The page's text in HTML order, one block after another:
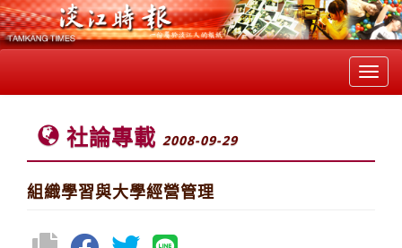
社論專載 2008-09-29
組織學習與大學經營管理